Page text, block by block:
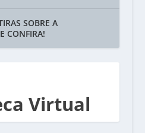
SOBRE A
CONFIRA!
Virtual